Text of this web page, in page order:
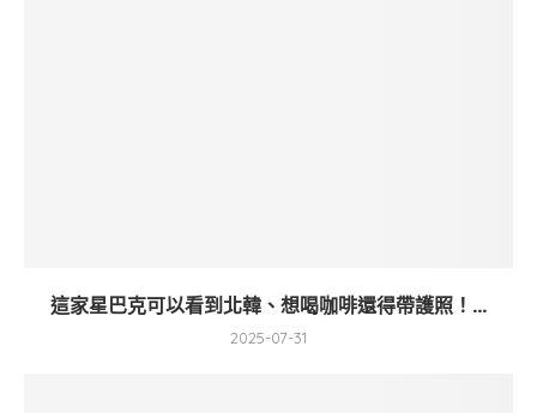
這家星巴克可以看到北韓、想喝咖啡還得帶護照！...
2025-07-31